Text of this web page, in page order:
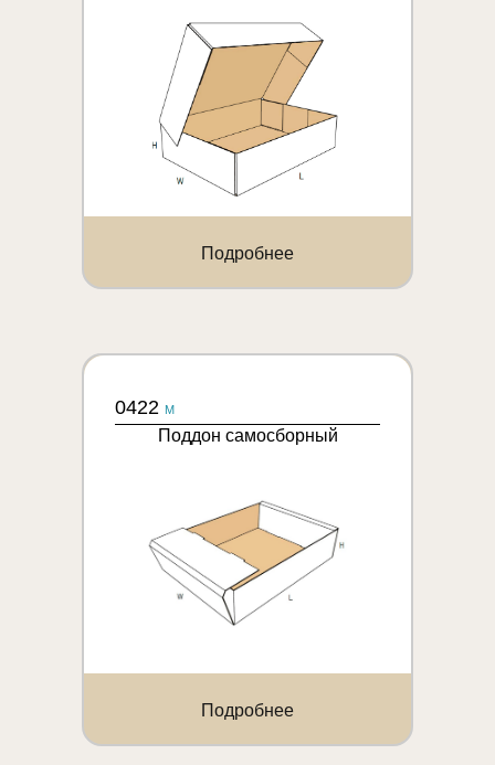
Подробнее
0422 M
Поддон самосборный
Подробнее